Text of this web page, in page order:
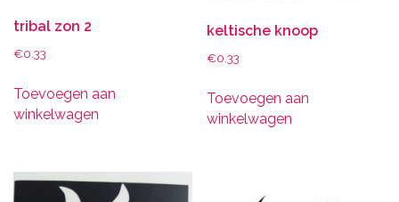
tribal zon 2
€0.33
Toevoegen aan
winkelwagen
keltische knoop
€0.33
Toevoegen aan
winkelwagen